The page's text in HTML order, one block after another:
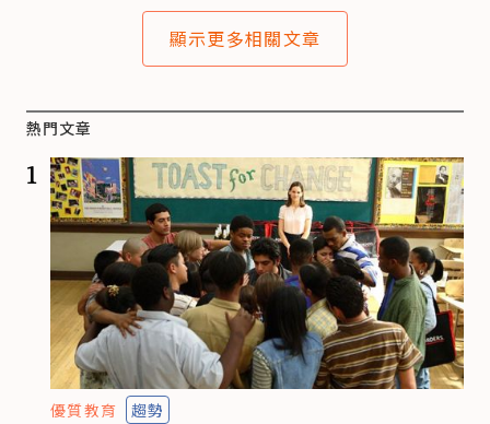
顯示更多相關文章
熱門文章
1
優質教育 趨勢